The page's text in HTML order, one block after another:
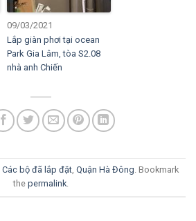
09/03/2021
Lắp giàn phơi tại ocean
Park Gia Lâm, tòa S2.08
nhà anh Chiến
Các bộ đã lắp đặt Quận Hà Đông . Bookmark
the permalink